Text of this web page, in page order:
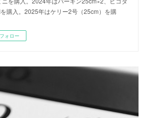
購入。2025年はケリー2号（25cm）を購
フォロー